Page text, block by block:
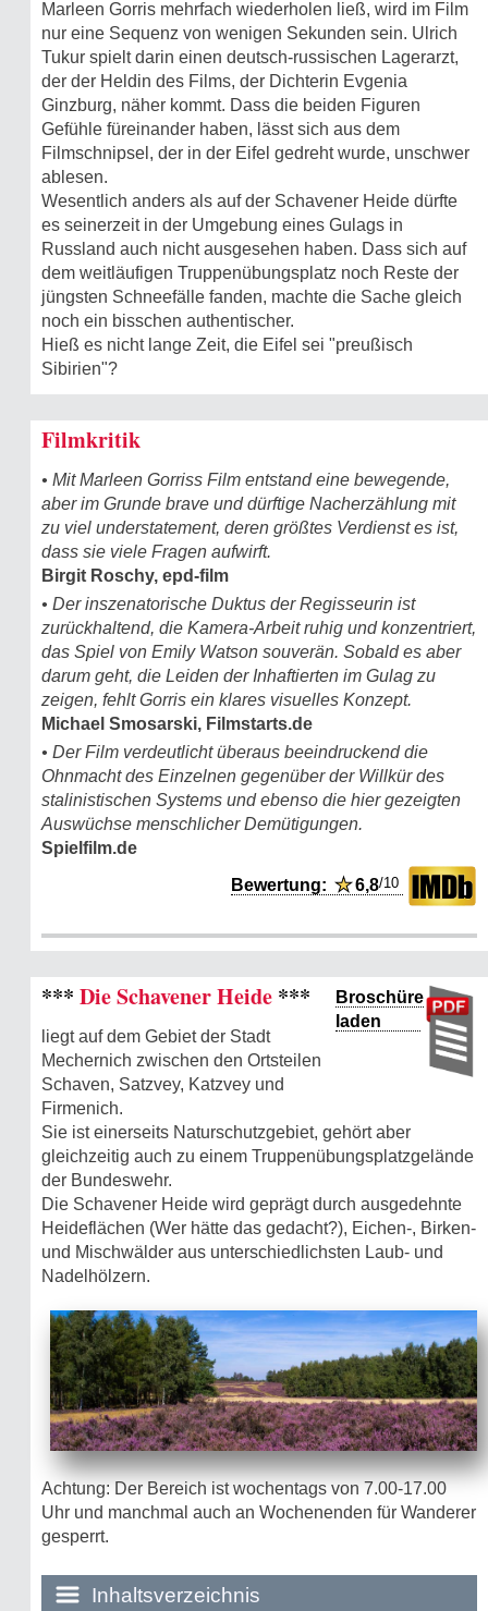
Marleen Gorris mehrfach wiederholen ließ, wird im Film
nur eine Sequenz von wenigen Sekunden sein. Ulrich
Tukur spielt darin einen deutsch-russischen Lagerarzt,
der der Heldin des Films, der Dichterin Evgenia
Ginzburg, näher kommt. Dass die beiden Figuren
Gefühle füreinander haben, lässt sich aus dem
Filmschnipsel, der in der Eifel gedreht wurde, unschwer
ablesen.
Wesentlich anders als auf der Schavener Heide dürfte
es seinerzeit in der Umgebung eines Gulags in
Russland auch nicht ausgesehen haben. Dass sich auf
dem weitläufigen Truppenübungsplatz noch Reste der
jüngsten Schneefälle fanden, machte die Sache gleich
noch ein bisschen authentischer.
Hieß es nicht lange Zeit, die Eifel sei "preußisch
Sibirien"?
Filmkritik
• Mit Marleen Gorriss Film entstand eine bewegende,
aber im Grunde brave und dürftige Nacherzählung mit
zu viel understatement, deren größtes Verdienst es ist,
dass sie viele Fragen aufwirft.
Birgit Roschy, epd-film
• Der inszenatorische Duktus der Regisseurin ist
zurückhaltend, die Kamera-Arbeit ruhig und konzentriert,
das Spiel von Emily Watson souverän. Sobald es aber
darum geht, die Leiden der Inhaftierten im Gulag zu
zeigen, fehlt Gorris ein klares visuelles Konzept.
Michael Smosarski, Filmstarts.de
• Der Film verdeutlicht überaus beeindruckend die
Ohnmacht des Einzelnen gegenüber der Willkür des
stalinistischen Systems und ebenso die hier gezeigten
Auswüchse menschlicher Demütigungen.
Spielfilm.de
Bewertung:★6,8/10
Broschüre
laden
*** Die Schavener Heide ***
liegt auf dem Gebiet der Stadt
Mechernich zwischen den Ortsteilen
Schaven, Satzvey, Katzvey und
Firmenich.
Sie ist einerseits Naturschutzgebiet, gehört aber
gleichzeitig auch zu einem Truppenübungsplatzgelände
der Bundeswehr.
Die Schavener Heide wird geprägt durch ausgedehnte
Heideflächen (Wer hätte das gedacht?), Eichen-, Birken-
und Mischwälder aus unterschiedlichsten Laub- und
Nadelhölzern.
Achtung: Der Bereich ist wochentags von 7.00-17.00
Uhr und manchmal auch an Wochenenden für Wanderer
gesperrt.
Inhaltsverzeichnis